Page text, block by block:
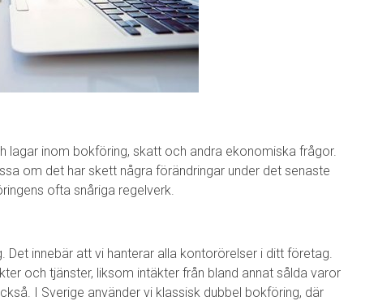
lagar inom bokföring, skatt och andra ekonomiska frågor.
om det har skett några förändringar under det senaste
ofta snåriga regelverk.
innebär att vi hanterar alla kontorörelser i ditt företag.
och tjänster, liksom intäkter från bland annat sålda varor
I Sverige använder vi klassisk dubbel bokföring, där